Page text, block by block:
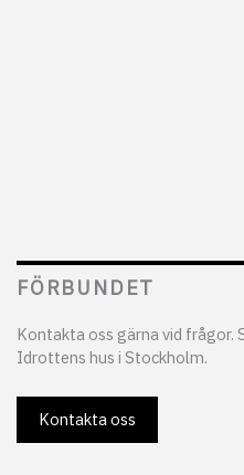
FÖRBUNDET
Kontakta oss gärna vid frågor.
Idrottens hus i Stockholm.
Kontakta oss